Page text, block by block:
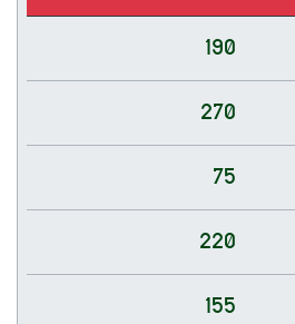
190
270
75
220
155